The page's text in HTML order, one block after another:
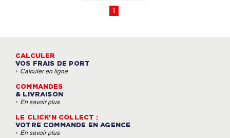
1
CALCULER
VOS FRAIS DE PORT
› Calculer en ligne
COMMANDES
& LIVRAISON
› En savoir plus
LE CLICK'N COLLECT :
VOTRE COMMANDE EN AGENCE
› En savoir plus